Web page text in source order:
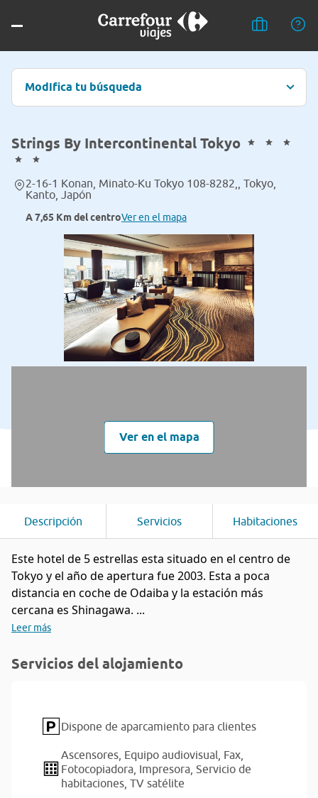
Modifica tu búsqueda
Strings By Intercontinental Tokyo
2-16-1 Konan, Minato-Ku Tokyo 108-8282,, Tokyo,
Kanto, Japón
A 7,65 Km del centroVer en el mapa
Ver en el mapa
Descripción Servicios Habitaciones
Este hotel de 5 estrellas esta situado en el centro de
Tokyo y el año de apertura fue 2003. Esta a poca
distancia en coche de Odaiba y la estación más
cercana es Shinagawa. ...
Leer más
Servicios del alojamiento
Dispone de aparcamiento para clientes
Ascensores, Equipo audiovisual, Fax,
Fotocopiadora, Impresora, Servicio de
habitaciones, TV satélite